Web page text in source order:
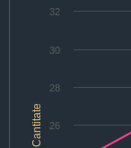
Cantitate 26
28
30
32